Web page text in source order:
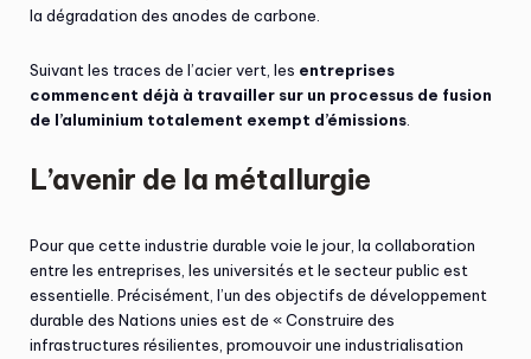
la dégradation des anodes de carbone.
Suivant les traces de l’acier vert, les entreprises
commencent déjà à travailler sur un processus de fusion
de l’aluminium totalement exempt d’émissions
L’avenir de la métallurgie
Pour que cette industrie durable voie le jour, la collaboration
entre les entreprises, les universités et le secteur public est
essentielle. Précisément, l’un des objectifs de développement
durable des Nations unies est de « Construire des
infrastructures résilientes, promouvoir une industrialisation